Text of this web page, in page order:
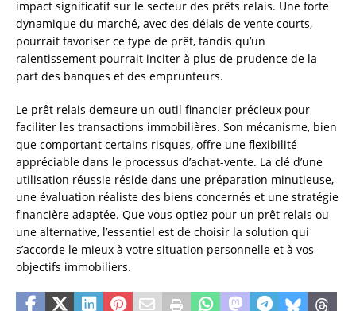
impact significatif sur le secteur des prêts relais. Une forte
dynamique du marché, avec des délais de vente courts,
pourrait favoriser ce type de prêt, tandis qu’un
ralentissement pourrait inciter à plus de prudence de la
part des banques et des emprunteurs.
Le prêt relais demeure un outil financier précieux pour
faciliter les transactions immobilières. Son mécanisme, bien
que comportant certains risques, offre une flexibilité
appréciable dans le processus d’achat-vente. La clé d’une
utilisation réussie réside dans une préparation minutieuse,
une évaluation réaliste des biens concernés et une stratégie
financière adaptée. Que vous optiez pour un prêt relais ou
une alternative, l’essentiel est de choisir la solution qui
s’accorde le mieux à votre situation personnelle et à vos
objectifs immobiliers.